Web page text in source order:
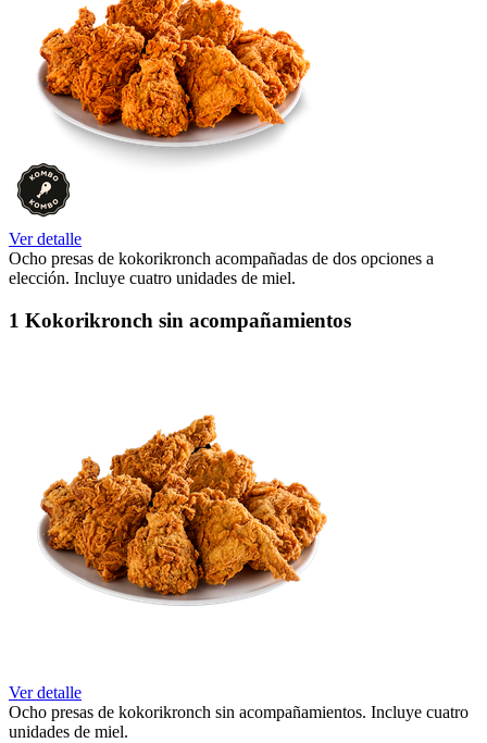
Ver detalle
Ocho presas de kokorikronch acompañadas de dos opciones a
elección. Incluye cuatro unidades de miel.
1 Kokorikronch sin acompañamientos
Ver detalle
Ocho presas de kokorikronch sin acompañamientos. Incluye cuatro
unidades de miel.